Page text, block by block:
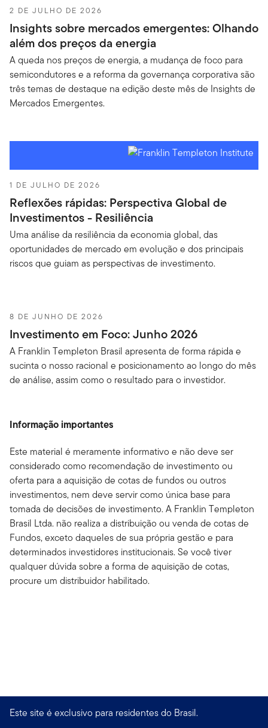
2 DE JULHO DE 2026
Insights sobre mercados emergentes: Olhando
além dos preços da energia
A queda nos preços de energia, a mudança de foco para
semicondutores e a reforma da governança corporativa são
três temas de destaque na edição deste mês de Insights de
Mercados Emergentes.
1 DE JULHO DE 2026
Reflexões rápidas: Perspectiva Global de
Investimentos - Resiliência
Uma análise da resiliência da economia global, das
oportunidades de mercado em evolução e dos principais
riscos que guiam as perspectivas de investimento.
8 DE JUNHO DE 2026
Investimento em Foco: Junho 2026
A Franklin Templeton Brasil apresenta de forma rápida e
sucinta o nosso racional e posicionamento ao longo do mês
de análise, assim como o resultado para o investidor.
Informação importantes
Este material é meramente informativo e não deve ser
considerado como recomendação de investimento ou
oferta para a aquisição de cotas de fundos ou outros
investimentos, nem deve servir como única base para
tomada de decisões de investimento. A Franklin Templeton
Brasil Ltda. não realiza a distribuição ou venda de cotas de
Fundos, exceto daqueles de sua própria gestão e para
determinados investidores institucionais. Se você tiver
qualquer dúvida sobre a forma de aquisição de cotas,
procure um distribuidor habilitado.
Este site é exclusivo para residentes do Brasil.